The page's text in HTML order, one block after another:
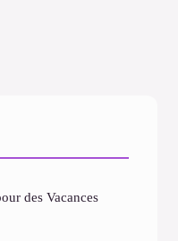
des Vacances